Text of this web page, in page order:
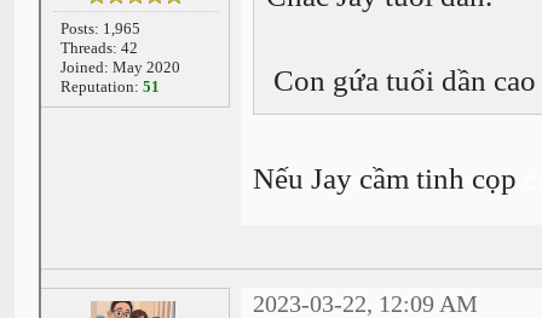
Posts: 1,965
Threads: 42
Joined: May 2020
Reputation: 51 Con gứa tuổi dần
Nếu Jay cầm tinh cọp
2023-03-22, 12:09 AM